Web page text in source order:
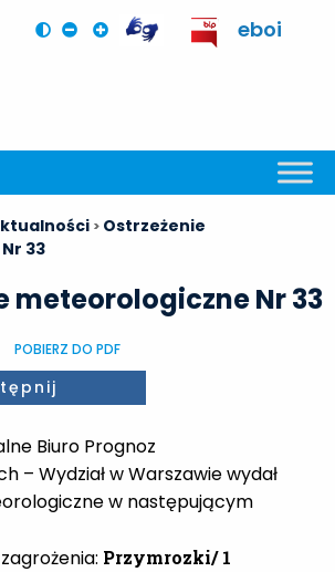
eboi
> Ostrzeżenie
33
meteorologiczne Nr 33
POBIERZ DO PDF
Biuro Prognoz
– Wydział w Warszawie wydał
w następującym
Przymrozki/ 1